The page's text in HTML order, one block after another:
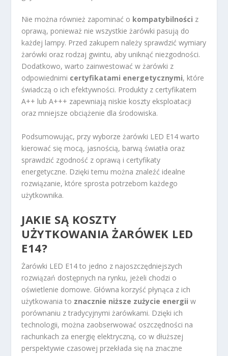
Nie można również zapominać o kompatybilności z
oprawą, ponieważ nie wszystkie żarówki pasują do
każdej lampy. Przed zakupem należy sprawdzić wymiary
żarówki oraz rodzaj gwintu, aby uniknąć niezgodności.
Dodatkowo, warto zainwestować w żarówki z
odpowiednimi certyfikatami energetycznymi, które
świadczą o ich efektywności. Produkty z certyfikatem
A++ lub A+++ zapewniają niskie koszty eksploatacji
oraz mniejsze obciążenie dla środowiska.
Podsumowując, przy wyborze żarówki LED E14 warto
kierować się mocą, jasnością, barwą światła oraz
sprawdzić zgodność z oprawą i certyfikaty
energetyczne. Dzięki temu można znaleźć idealne
rozwiązanie, które sprosta potrzebom każdego
użytkownika.
JAKIE SĄ KOSZTY
UŻYTKOWANIA ŻARÓWEK LED
E14?
Żarówki LED E14 to jedno z najoszczędniejszych
rozwiązań dostępnych na rynku, jeżeli chodzi o
oświetlenie domowe. Główna korzyść płynąca z ich
użytkowania to znacznie niższe zużycie energii w
porównaniu z tradycyjnymi żarówkami. Dzięki ich
technologii, można zaobserwować oszczędności na
rachunkach za energię elektryczną, co w dłuższej
perspektywie czasowej przekłada się na znaczne